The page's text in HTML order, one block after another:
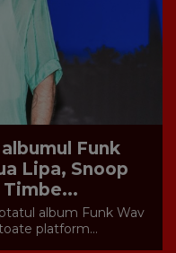
Funk
Lipa, Snoop
Timbe...
album Funk Wav
platform...